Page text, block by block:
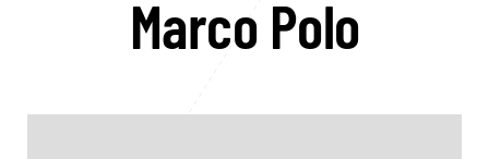
Marco Polo